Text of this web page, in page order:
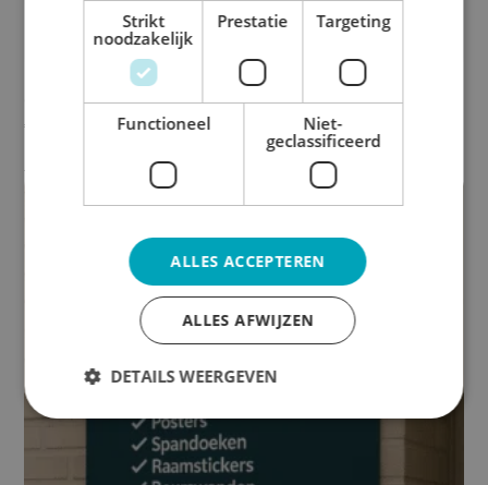
Carwrap
€
Strikt
noodzakelijk
Prestatie Targeting
Functioneel
Niet-
geclassificeerd
ALLES ACCEPTEREN
ALLES AFWIJZEN
DETAILS WEERGEVEN